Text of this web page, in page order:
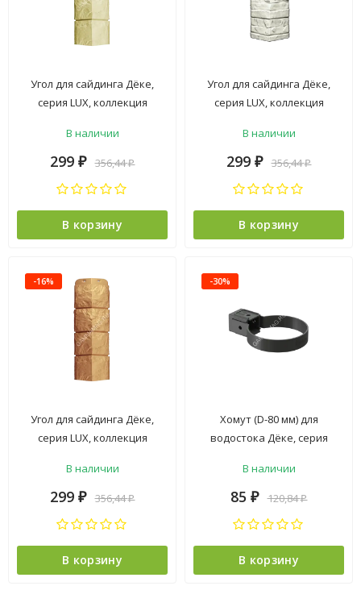
Угол для сайдинга Дёке,
серия LUX, коллекция
В наличии
299 ₽ 356,44₽
В корзину
Угол для сайдинга Дёке,
серия LUX, коллекция
В наличии
299 ₽ 356,44₽
В корзину
-16%
Угол для сайдинга Дёке,
серия LUX, коллекция
В наличии
299 ₽ 356,44₽
В корзину
-30%
Хомут (D-80 мм) для
водостока Дёке, серия
серый
В наличии
85 ₽ 120,84₽
В корзину